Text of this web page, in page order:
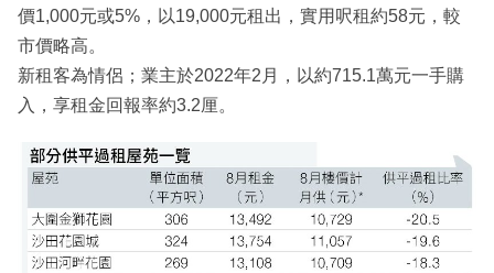
價1,000元或5%，以19,000元租出，實用呎租約58元，較
市價略高。
新租客為情侶；業主於2022年2月，以約715.1萬元一手購
入，享租金回報率約3.2厘。